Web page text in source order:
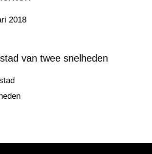
2018
van twee snelheden